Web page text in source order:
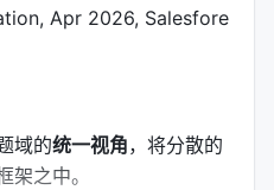
Apr 2026, Salesfore
域的统一视角，将分散的
架之中。